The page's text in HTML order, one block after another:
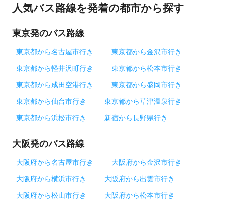
人気バス路線を発着の都市から探す
東京発のバス路線
東京都から名古屋市行き
東京都から金沢市行き
東京都から軽井沢町行き
東京都から松本市行き
東京都から成田空港行き
東京都から盛岡市行き
東京都から仙台市行き
東京都から草津温泉行き
東京都から浜松市行き
新宿から長野県行き
大阪発のバス路線
大阪府から名古屋市行き
大阪府から金沢市行き
大阪府から横浜市行き
大阪府から出雲市行き
大阪府から松山市行き
大阪府から松本市行き